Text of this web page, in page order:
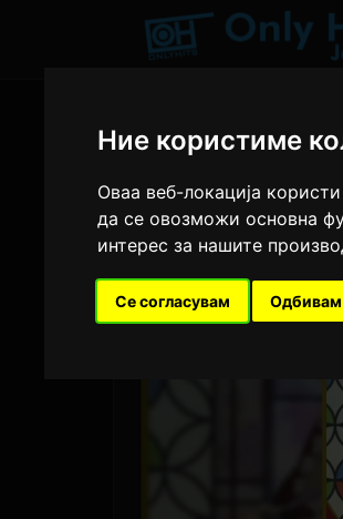
Ние користиме
Оваа веб-локација
да се овозможи основна
интерес за нашите
Се согласувам Одбивам